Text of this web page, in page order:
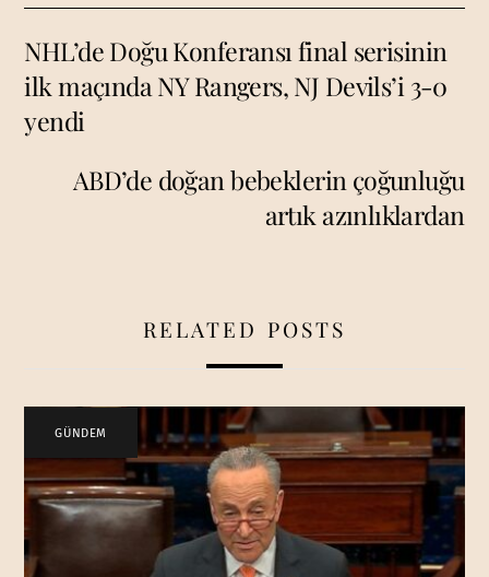
NHL’de Doğu Konferansı final serisinin
ilk maçında NY Rangers, NJ Devils’i 3-0
yendi
ABD’de doğan bebeklerin çoğunluğu
artık azınlıklardan
RELATED POSTS
GÜNDEM